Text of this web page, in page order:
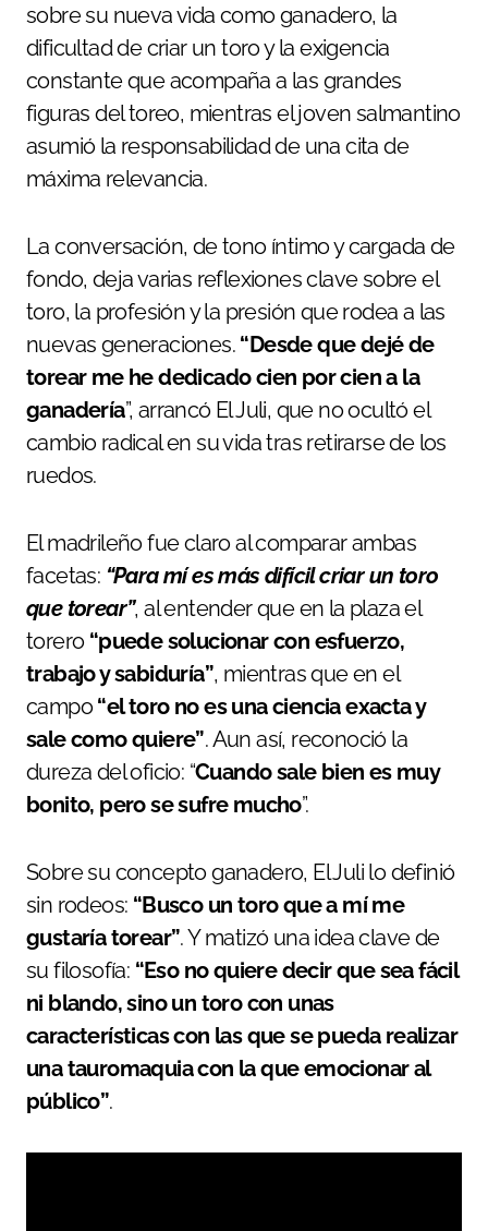
sobre su nueva vida como ganadero, la
dificultad de criar un toro y la exigencia
constante que acompaña a las grandes
figuras del toreo, mientras el joven salmantino
asumió la responsabilidad de una cita de
máxima relevancia.
La conversación, de tono íntimo y cargada de
fondo, deja varias reflexiones clave sobre el
toro, la profesión y la presión que rodea a las
nuevas generaciones. “Desde que dejé de
torear me he dedicadocien por cien a la
ganadería”, arrancó El Juli, que no ocultó el
cambio radical en su vida tras retirarse de los
ruedos.
El madrileño fue claro al comparar ambas
facetas: “Para mí es más difícil criar un toro
que torear”, al entender que en la plaza el
torero“puede solucionar con esfuerzo,
trabajo y sabiduría”, mientras que en el
campo“el toro no es una ciencia exacta y
sale como quiere”. Aun así, reconoció la
dureza del oficio: “Cuando sale bien es muy
bonito, pero se sufre mucho”.
Sobre su concepto ganadero, El Juli lo definió
sin rodeos: “Busco un toro que a mí me
gustaría torear”. Y matizó una idea clave de
su filosofía: “Eso no quiere decir que sea fácil
ni blando, sino un toro con unas
características con las que se pueda realizar
una tauromaquia con la que emocionar al
público”.